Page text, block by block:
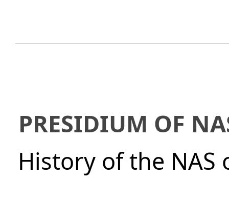
PRESIDIUM OF
History of the NAS